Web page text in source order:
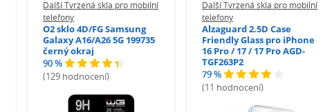
Další Tvrzená skla pro mobilní
telefony
O2 sklo 4D/FG Samsung
Galaxy A16/A26 5G 199735
černý okraj
90 %
(129 hodnocení)
Další Tvrzená skla pro mobilní
telefony
Alzaguard 2.5D Case
Friendly Glass pro iPhone
16 Pro / 17 / 17 Pro AGD-
TGF263P2
79 %
(11 hodnocení)